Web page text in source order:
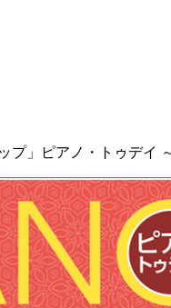
プ」ピアノ・トゥデイ